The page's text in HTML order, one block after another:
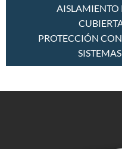
AISLAMIENTO
PROTECCIÓN